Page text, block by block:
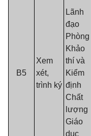
B5
Xem
xét,
trình ký
Lãnh
đạo
Phòng
Khảo
thí và
Kiểm
định
Chất
lượng
Giáo
dục